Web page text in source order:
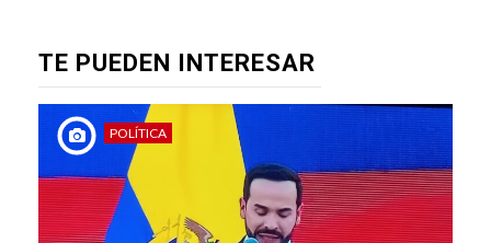
TE PUEDEN INTERESAR
POLÍTICA